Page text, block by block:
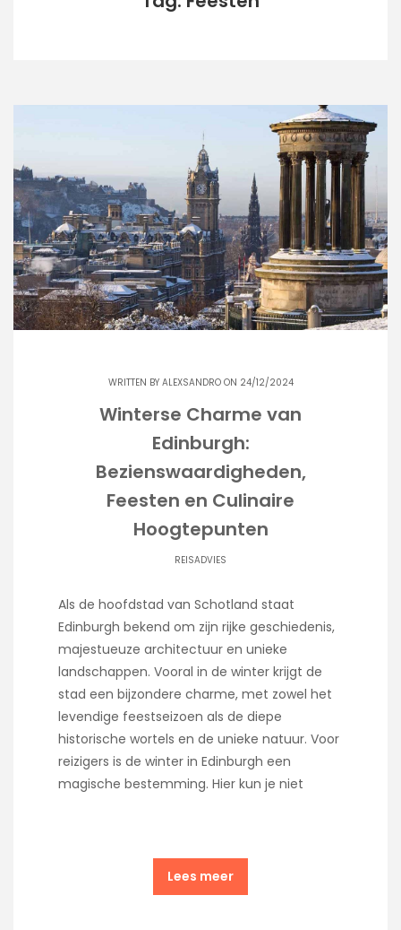
WRITTEN BY ALEXSANDROON 24/12/2024
Winterse Charme van
Edinburgh:
Bezienswaardigheden,
Feesten en Culinaire
Hoogtepunten
REISADVIES
Als de hoofdstad van Schotland staat
Edinburgh bekend om zijn rijke geschiedenis,
majestueuze architectuur en unieke
landschappen. Vooral in de winter krijgt de
stad een bijzondere charme, met zowel het
levendige feestseizoen als de diepe
historische wortels en de unieke natuur. Voor
reizigers is de winter in Edinburgh een
magische bestemming. Hier kun je niet
Lees meer